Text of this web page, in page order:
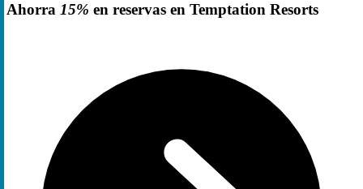
Ahorra 15% en reservas en Temptation Resorts